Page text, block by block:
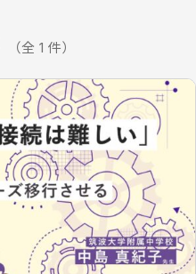
（全 1 件）